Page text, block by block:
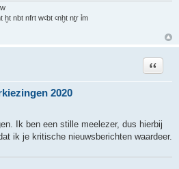
ḫt nbt nfrt wꜥbt ꜥnḫt nṯr ỉm
2020
Citeer
Ik ben een stille meelezer, dus hierbij
ik je kritische nieuwsberichten waardeer.